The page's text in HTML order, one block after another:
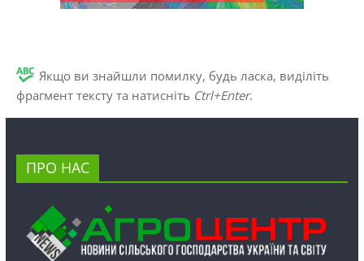
Якщо ви знайшли помилку, будь ласка, виділіть
фрагмент тексту та натисніть Ctrl+Enter.
ПРО НАС